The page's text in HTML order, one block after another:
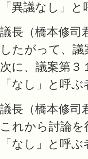
「異議なし」
長（橋本修
たがって、議
に、議案第３
「なし」と呼
長（橋本修
れから討論を
「なし」と呼